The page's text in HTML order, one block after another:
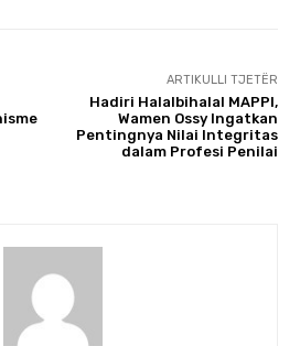
ARTIKULLI TJETËR
Hadiri Halalbihalal MAPPI,
Wamen Ossy Ingatkan
Pentingnya Nilai Integritas
dalam Profesi Penilai